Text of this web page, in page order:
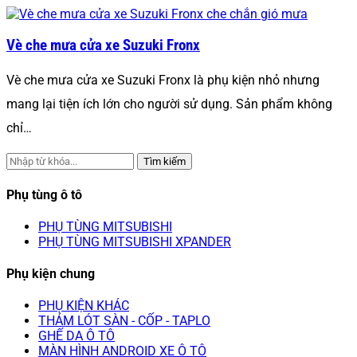
Vè che mưa cửa xe Suzuki Fronx
Vè che mưa cửa xe Suzuki Fronx là phụ kiện nhỏ nhưng
mang lại tiện ích lớn cho người sử dụng. Sản phẩm không
chỉ…
Tìm kiếm
Phụ tùng ô tô
PHỤ TÙNG MITSUBISHI
PHỤ TÙNG MITSUBISHI XPANDER
Phụ kiện chung
PHỤ KIỆN KHÁC
THẢM LÓT SÀN - CỐP - TAPLO
GHẾ DA Ô TÔ
MÀN HÌNH ANDROID XE Ô TÔ